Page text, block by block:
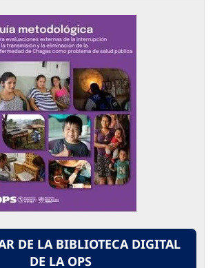
DE LA BIBLIOTECA DIGITAL
DE LA OPS